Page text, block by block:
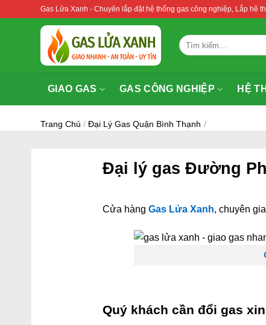
Gas Lửa Xanh - Chuyên lắp đặt hệ thống gas công nghiệp, Lắp hệ
Tìm
kiếm:
GIAO GAS GAS CÔNG NGHIỆP HỆ
Trang Chủ / Đại Lý Gas Quận Bình Thạnh /
Đại lý gas Đường
Cửa hàngGas Lửa Xanh, chuyên
Quý khách cần đổi gas